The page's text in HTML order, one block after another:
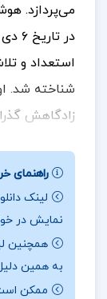
می‌پردازد.
استعداد و
شناخته شد.
زادگاهش
داد. منتصری
رتبه نخست
سال
تحصیلات
راهنمای
لینک
نمایش در
همچنین
به همین